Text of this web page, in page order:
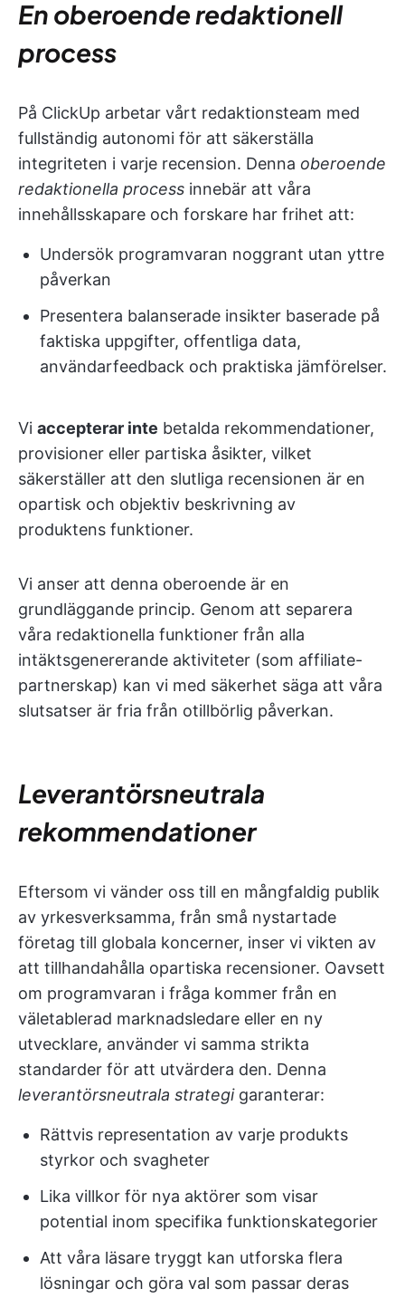
En oberoende redaktionell
process
På ClickUp arbetar vårt redaktionsteam med
fullständig autonomi för att säkerställa
integriteten i varje recension. Denna oberoende
redaktionella process innebär att våra
innehållsskapare och forskare har frihet att:
Undersök programvaran noggrant utan yttre
påverkan
Presentera balanserade insikter baserade på
faktiska uppgifter, offentliga data,
användarfeedback och praktiska jämförelser.
Vi accepterar inte betalda rekommendationer,
provisioner eller partiska åsikter, vilket
säkerställer att den slutliga recensionen är en
opartisk och objektiv beskrivning av
produktens funktioner.
Vi anser att denna oberoende är en
grundläggande princip. Genom att separera
våra redaktionella funktioner från alla
intäktsgenererande aktiviteter (som affiliate-
partnerskap) kan vi med säkerhet säga att våra
slutsatser är fria från otillbörlig påverkan.
Leverantörsneutrala
rekommendationer
Eftersom vi vänder oss till en mångfaldig publik
av yrkesverksamma, från små nystartade
företag till globala koncerner, inser vi vikten av
att tillhandahålla opartiska recensioner. Oavsett
om programvaran i fråga kommer från en
väletablerad marknadsledare eller en ny
utvecklare, använder vi samma strikta
standarder för att utvärdera den. Denna
leverantörsneutrala strategigaranterar:
Rättvis representation av varje produkts
styrkor och svagheter
Lika villkor för nya aktörer som visar
potential inom specifika funktionskategorier
Att våra läsare tryggt kan utforska flera
lösningar och göra val som passar deras